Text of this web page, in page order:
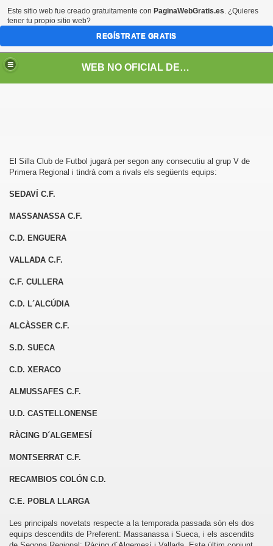
WEB NO OFICIAL DEL SILLA CLUB DE FUTBOL
El Silla Club de Futbol jugarà per segon any consecutiu al grup V de
Primera Regional i tindrà com a rivals els següents equips:
SEDAVÍ C.F.
MASSANASSA C.F.
C.D. ENGUERA
VALLADA C.F.
C.F. CULLERA
C.D. L´ALCÚDIA
ALCÀSSER C.F.
S.D. SUECA
C.D. XERACO
ALMUSSAFES C.F.
U.D. CASTELLONENSE
RÀCING D´ALGEMESÍ
MONTSERRAT C.F.
RECAMBIOS COLÓN C.D.
C.E. POBLA LLARGA
Les principals novetats respecte a la temporada passada són els dos
equips descendits de Preferent: Massanassa i Sueca, i els ascendits
Este sitio web fue creado gratuitamente con PaginaWebGratis.es. ¿Quieres
tener tu propio sitio web?
REGÍSTRATE GRATIS